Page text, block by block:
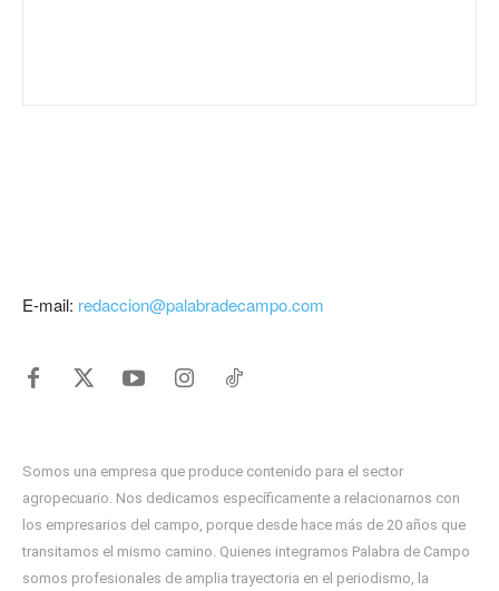
E-mail: redaccion@palabradecampo.com
Somos una empresa que produce contenido para el sector
agropecuario. Nos dedicamos específicamente a relacionarnos con
los empresarios del campo, porque desde hace más de 20 años que
transitamos el mismo camino. Quienes integramos Palabra de Campo
somos profesionales de amplia trayectoria en el periodismo, la